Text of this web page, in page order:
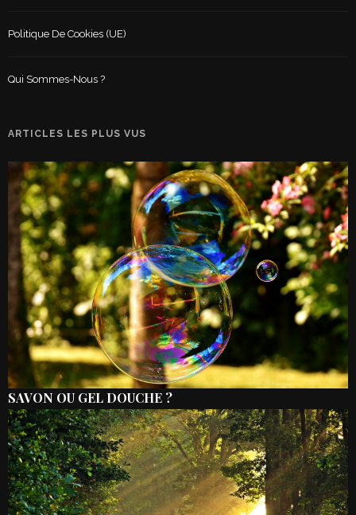
Politique De Cookies (UE)
Qui Sommes-Nous ?
ARTICLES LES PLUS VUS
SAVON OU GEL DOUCHE ?